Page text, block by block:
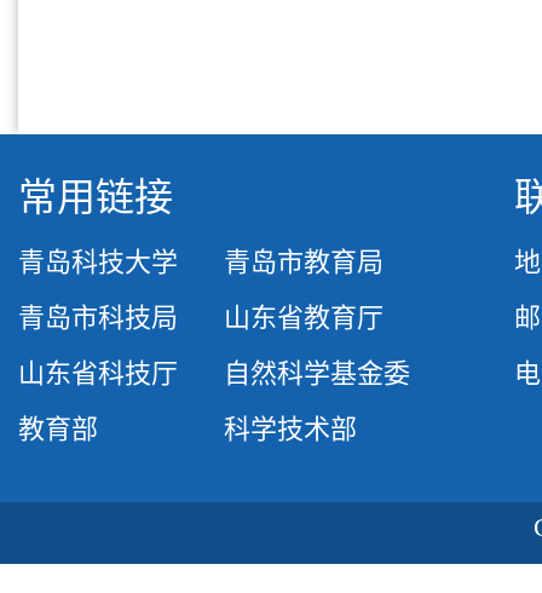
常用链接
青岛科技大学
青岛市教育局
青岛市科技局
山东省教育厅
山东省科技厅
自然科学基金委
教育部
科学技术部